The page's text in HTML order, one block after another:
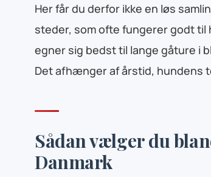
Her får du derfor ikke en løs
steder, som ofte fungerer godt til
egner sig bedst til lange gåture i
Det afhænger af årstid, hundens
Sådan vælger du
Danmark